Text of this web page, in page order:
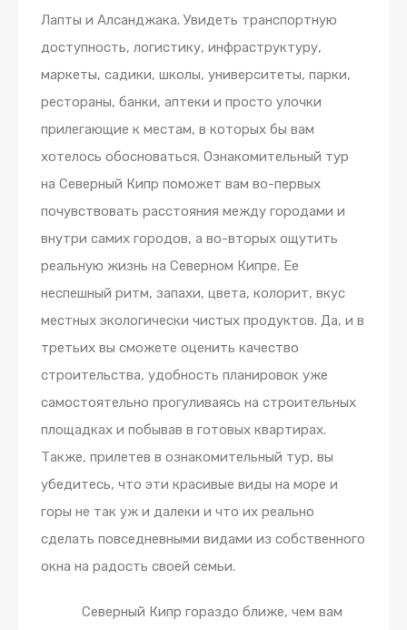
Лапты и Алсанджака. Увидеть транспортную
доступность, логистику, инфраструктуру,
маркеты, садики, школы, университеты, парки,
рестораны, банки, аптеки и просто улочки
прилегающие к местам, в которых бы вам
хотелось обосноваться. Ознакомительный тур
на Северный Кипр поможет вам во-первых
почувствовать расстояния между городами и
внутри самих городов, а во-вторых ощутить
реальную жизнь на Северном Кипре. Ее
неспешный ритм, запахи, цвета, колорит, вкус
местных экологически чистых продуктов. Да, и в
третьих вы сможете оценить качество
строительства, удобность планировок уже
самостоятельно прогуливаясь на строительных
площадках и побывав в готовых квартирах.
Также, прилетев в ознакомительный тур, вы
убедитесь, что эти красивые виды на море и
горы не так уж и далеки и что их реально
сделать повседневными видами из собственного
окна на радость своей семьи.
Северный Кипр гораздо ближе, чем вам